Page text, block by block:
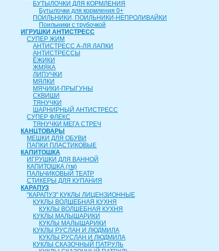
БУТЫЛОЧКИ ДЛЯ КОРМЛЕНИЯ
Бутылочки для кормления 0+
ПОИЛЬНИКИ, ПОИЛЬНИКИ-НЕПРОЛИВАЙКИ
Поильники с трубочкой
ИГРУШКИ АНТИСТРЕСС
СУПЕР ЖИМ
АНТИСТРЕСС А-ЛЯ ЛАПКИ
АНТИСТРЕССЫ
ЁЖИКИ
ЖМЯКА
ЛИПУЧКИ
МЯЛКИ
МЯЧИКИ-ПРЫГУНЫ
СКВИШИ
ТЯНУЧКИ
ШАРНИРНЫЙ АНТИСТРЕСС
СУПЕР ФЛЕКС
ТЯНУЧКИ МЕГА СТРЕЧ
КАНЦТОВАРЫ
МЕШКИ ДЛЯ ОБУВИ
ПАПКИ ПЛАСТИКОВЫЕ
КАПИТОШКА
ИГРУШКИ ДЛЯ ВАННОЙ
КАПИТОШКА (тм)
ПАЛЬЧИКОВЫЙ ТЕАТР
СТИКЕРЫ ДЛЯ КУПАНИЯ
КАРАПУЗ
"КАРАПУЗ" КУКЛЫ ЛИЦЕНЗИОННЫЕ
КУКЛЫ ВОЛШЕБНАЯ КУХНЯ
КУКЛЫ ВОЛШЕБНАЯ КУХНЯ
КУКЛЫ МАЛЫШАРИКИ
КУКЛЫ МАЛЫШАРИКИ
КУКЛЫ РУСЛАН И ЛЮДМИЛА
КУКЛЫ РУСЛАН И ЛЮДМИЛА
КУКЛЫ СКАЗОЧНЫЙ ПАТРУЛЬ